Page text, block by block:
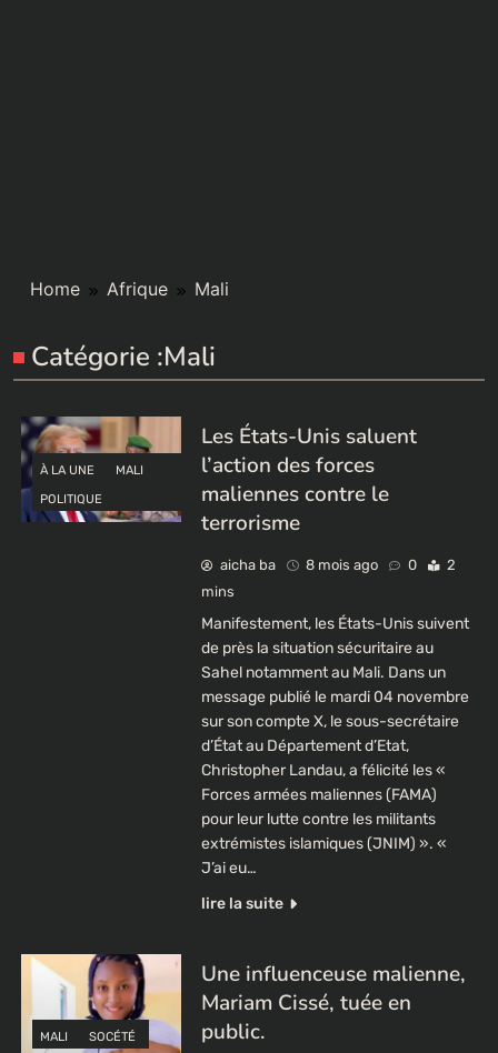
Home Afrique Mali
Catégorie :Mali
À LA UNE
MALI
POLITIQUE
Les États-Unis saluent
l’action des forces
maliennes contre le
terrorisme
aicha ba 8 mois ago 0
2
mins
Manifestement, les États-Unis suivent
de près la situation sécuritaire au
Sahel notamment au Mali. Dans un
message publié le mardi 04 novembre
sur son compte X, le sous-secrétaire
d’État au Département d’Etat,
Christopher Landau, a félicité les «
Forces armées maliennes (FAMA)
pour leur lutte contre les militants
extrémistes islamiques (JNIM) ». «
J’ai eu…
lire la suite
MALI SOCÉTÉ
Une influenceuse malienne,
Mariam Cissé, tuée en
public.